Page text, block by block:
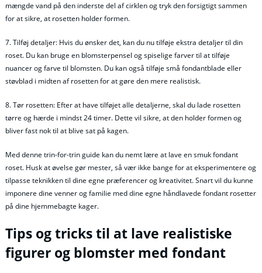
mængde vand på den inderste del af cirklen og tryk den forsigtigt sammen
for at sikre, at rosetten holder formen.
7. Tilføj detaljer: Hvis du ønsker det, kan du nu tilføje ekstra detaljer til din
roset. Du kan bruge en blomsterpensel og spiselige farver til at tilføje
nuancer og farve til blomsten. Du kan også tilføje små fondantblade eller
støvblad i midten af rosetten for at gøre den mere realistisk.
8. Tør rosetten: Efter at have tilføjet alle detaljerne, skal du lade rosetten
tørre og hærde i mindst 24 timer. Dette vil sikre, at den holder formen og
bliver fast nok til at blive sat på kagen.
Med denne trin-for-trin guide kan du nemt lære at lave en smuk fondant
roset. Husk at øvelse gør mester, så vær ikke bange for at eksperimentere og
tilpasse teknikken til dine egne præferencer og kreativitet. Snart vil du kunne
imponere dine venner og familie med dine egne håndlavede fondant rosetter
på dine hjemmebagte kager.
Tips og tricks til at lave realistiske
figurer og blomster med fondant